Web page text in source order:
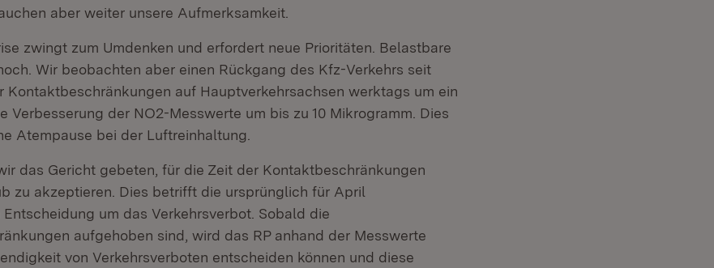
aber weiter unsere Aufmerksamkeit.
zwingt zum Umdenken und erfordert neue Prioritäten. Belastbare
Wir beobachten aber einen Rückgang des Kfz-Verkehrs seit
Kontaktbeschränkungen auf Hauptverkehrsachsen werktags um ein
Verbesserung der NO2-Messwerte um bis zu 10 Mikrogramm. Dies
Atempause bei der Luftreinhaltung.
das Gericht gebeten, für die Zeit der Kontaktbeschränkungen
zu akzeptieren. Dies betrifft die ursprünglich für April
um das Verkehrsverbot. Sobald die
aufgehoben sind, wird das RP anhand der Messwerte
von Verkehrsverboten entscheiden können und diese